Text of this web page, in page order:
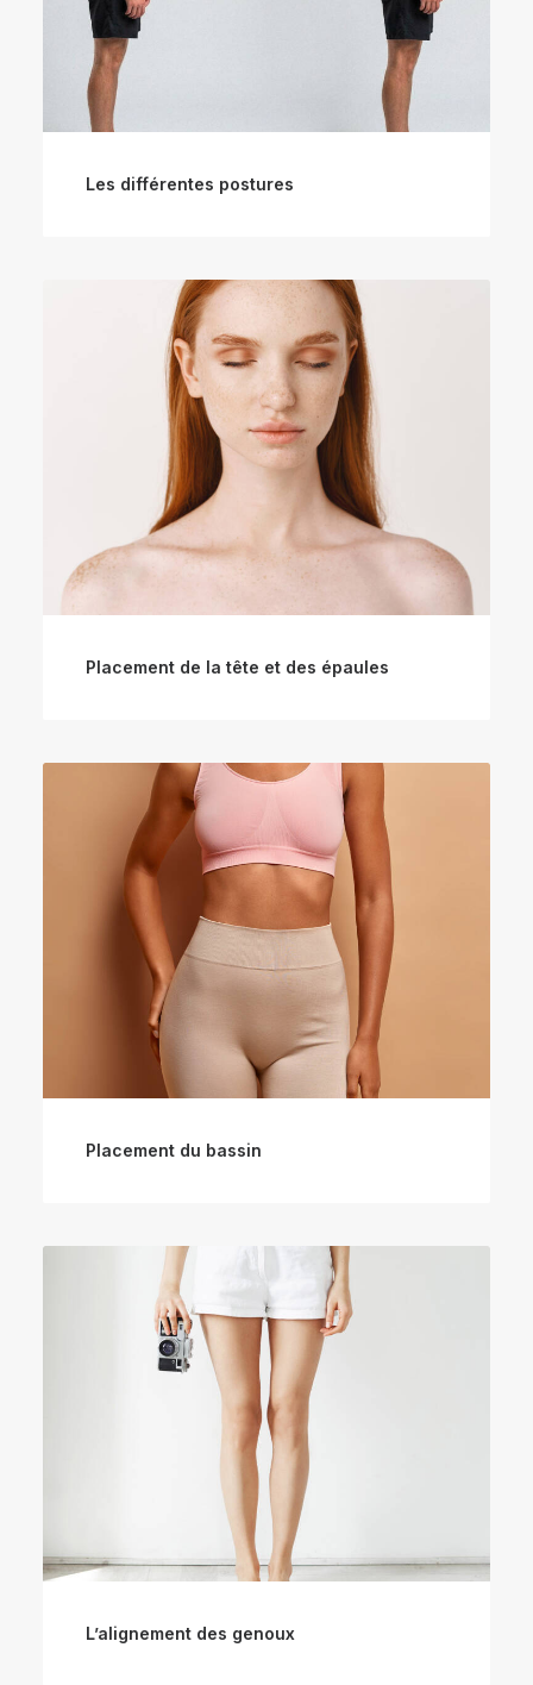
Les différentes postures
Placement de la tête et des épaules
Placement du bassin
L’alignement des genoux